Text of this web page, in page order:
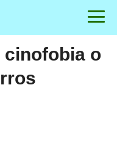
cinofobia o